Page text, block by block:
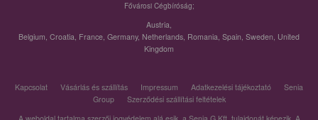
Fővárosi Cégbíróság;
Austria,
Belgium, Croatia, France, Germany, Netherlands, Romania, Spain, Sweden, United
Kingdom
Kapcsolat Vásárlás és szállítás Impressum Adatkezelési tájékoztató
Senia
Group
Szerződési szállítási feltételek